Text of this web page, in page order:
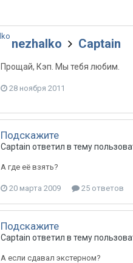
nezhalko Captain
Прощай, Кэп. Мы тебя любим.
28 ноября 2011
Подскажите
Captain ответил в тему
А где её взять?
20 марта 2009 25 ответов
Подскажите
Captain ответил в тему
А если сдавал экстерном?